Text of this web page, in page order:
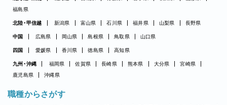
福島県
北陸・甲信越 新潟県 富山県 石川県 福井県 山梨県 長野県
中国 広島県 岡山県 島根県 鳥取県 山口県
四国 愛媛県 香川県 徳島県 高知県
九州・沖縄 福岡県 佐賀県 長崎県 熊本県 大分県
宮崎県
鹿児島県
沖縄県
職種からさがす